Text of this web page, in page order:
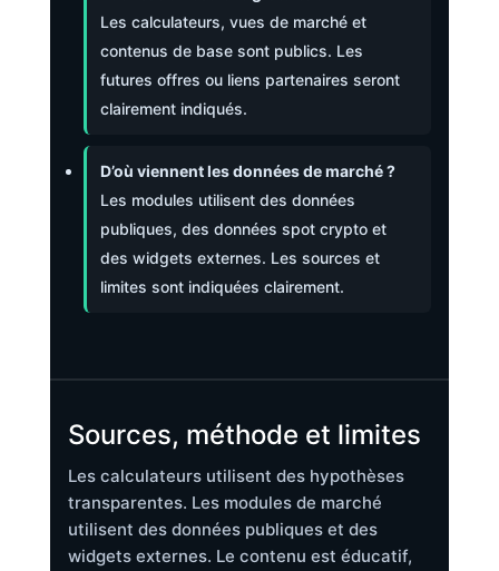
Les calculateurs, vues de marché et
contenus de base sont publics. Les
futures offres ou liens partenaires seront
clairement indiqués.
D’où viennent les données de marché ?
Les modules utilisent des données
publiques, des données spot crypto et
des widgets externes. Les sources et
limites sont indiquées clairement.
Sources, méthode et limites
Les calculateurs utilisent des hypothèses
transparentes. Les modules de marché
utilisent des données publiques et des
widgets externes. Le contenu est éducatif,